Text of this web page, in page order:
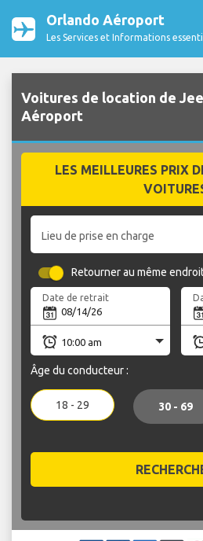
Orlando Aéroport
Les Services et Informations
Voitures de location de
Aéroport
LES MEILLEURES PRIX
Lieu de prise en charge
Retourner au même
Date de retrait
Âge du conducteur :
18 - 29 30 - 69